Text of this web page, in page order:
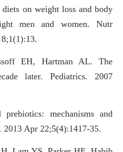
on weight loss and body
men and women. Nutr
EH, Hartman AL. The
later. Pediatrics. 2007
mechanisms and
2013 Apr 22;5(4):1417-35.